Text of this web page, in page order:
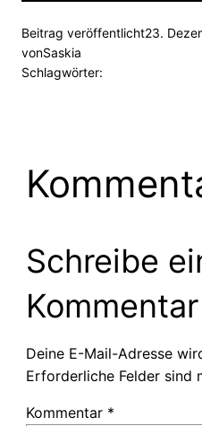
Beitrag veröffentlicht23.
vonSaskia
Schlagwörter:
Schreibe
Kommentar
Deine E-Mail-Adresse
Erforderliche Felder sind
Kommentar *